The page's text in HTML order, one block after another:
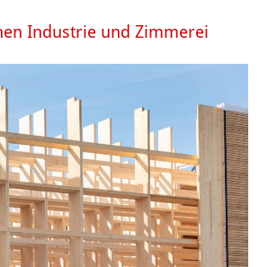
Industrie und Zimmerei